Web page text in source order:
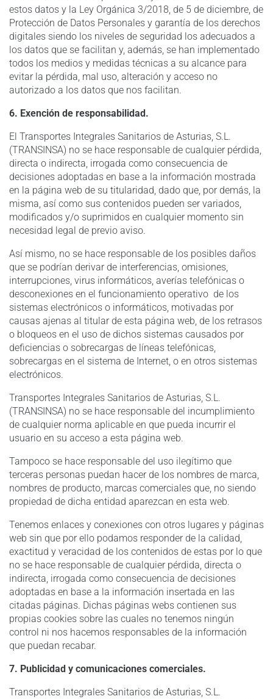
estos datos y la Ley Orgánica 3/2018, de 5 de diciembre, de
Protección de Datos Personales y garantía de los derechos
digitales siendo los niveles de seguridad los adecuados a
los datos que se facilitan y, además, se han implementado
todos los medios y medidas técnicas a su alcance para
evitar la pérdida, mal uso, alteración y acceso no
autorizado a los datos que nos facilitan.
6. Exención de responsabilidad.
El Transportes Integrales Sanitarios de Asturias, S.L.
(TRANSINSA) no se hace responsable de cualquier pérdida,
directa o indirecta, irrogada como consecuencia de
decisiones adoptadas en base a la información mostrada
en la página web de su titularidad, dado que, por demás, la
misma, así como sus contenidos pueden ser variados,
modificados y/o suprimidos en cualquier momento sin
necesidad legal de previo aviso.
Así mismo, no se hace responsable de los posibles daños
que se podrían derivar de interferencias, omisiones,
interrupciones, virus informáticos, averías telefónicas o
desconexiones en el funcionamiento operativo de los
sistemas electrónicos o informáticos, motivadas por
causas ajenas al titular de esta página web, de los retrasos
o bloqueos en el uso de dichos sistemas causados por
deficiencias o sobrecargas de líneas telefónicas,
sobrecargas en el sistema de Internet, o en otros sistemas
electrónicos.
Transportes Integrales Sanitarios de Asturias, S.L.
(TRANSINSA) no se hace responsable del incumplimiento
de cualquier norma aplicable en que pueda incurrir el
usuario en su acceso a esta página web.
Tampoco se hace responsable del uso ilegítimo que
terceras personas puedan hacer de los nombres de marca,
nombres de producto, marcas comerciales que, no siendo
propiedad de dicha entidad aparezcan en esta web.
Tenemos enlaces y conexiones con otros lugares y páginas
web sin que por ello podamos responder de la calidad,
exactitud y veracidad de los contenidos de estas por lo que
no se hace responsable de cualquier pérdida, directa o
indirecta, irrogada como consecuencia de decisiones
adoptadas en base a la información insertada en las
citadas páginas. Dichas páginas webs contienen sus
propias cookies sobre las cuales no tenemos ningún
control ni nos hacemos responsables de la información
que puedan recabar.
7. Publicidad y comunicaciones comerciales.
Transportes Integrales Sanitarios de Asturias, S.L.